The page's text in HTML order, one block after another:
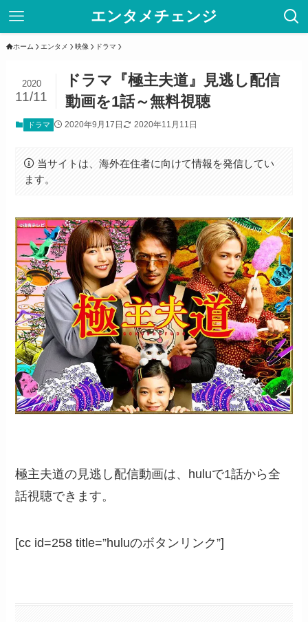
エンタメチェンジ
ホーム エンタメ 映像 ドラマ
ドラマ『極主夫道』見逃し配信
動画を1話～無料視聴
2020
11/11
ドラマ 2020年9月17日 2020年11月11日
当サイトは、海外在住者に向けて情報を発信してい
ます。
極主夫道の見逃し配信動画は、huluで1話から全
話視聴できます。
[cc id=258 title=”huluのボタンリンク”]